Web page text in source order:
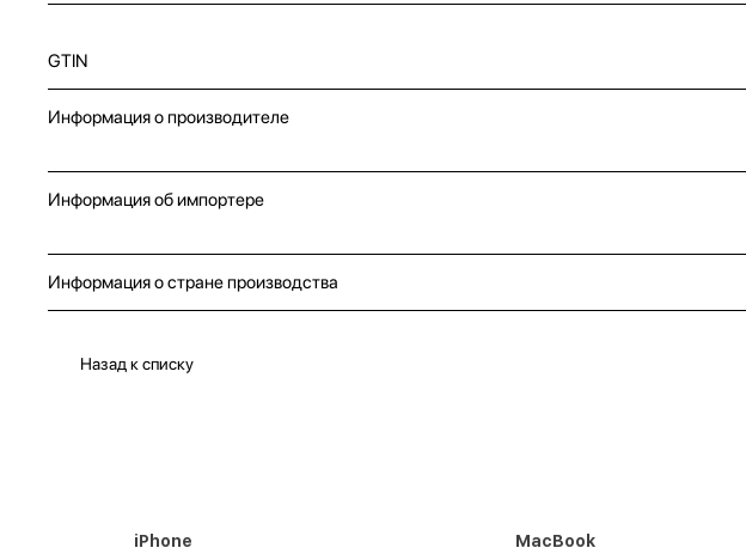
GTIN
Информация о производителе
Информация об импортере
Информация о стране производства
Назад к списку
iPhone
MacBook